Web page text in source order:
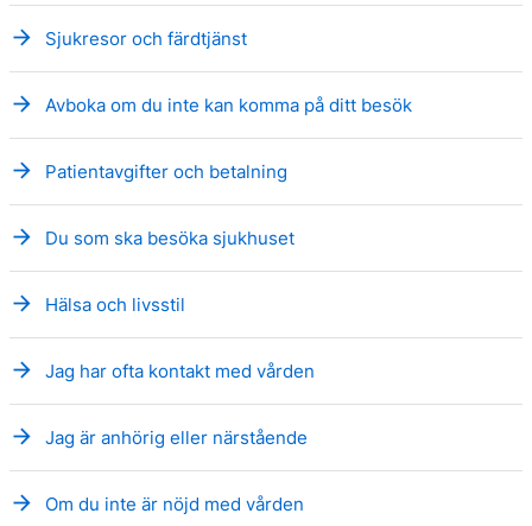
arrow_forward Sjukresor och färdtjänst
arrow_forward Avboka om du inte kan komma på ditt besök
arrow_forward Patientavgifter och betalning
arrow_forward Du som ska besöka sjukhuset
arrow_forward Hälsa och livsstil
arrow_forward Jag har ofta kontakt med vården
arrow_forward Jag är anhörig eller närstående
arrow_forward Om du inte är nöjd med vården